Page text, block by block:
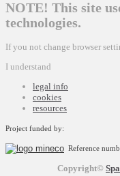
NOTE! This site
technologies.
If you not change browser
I understand
legal info
cookies
resources
Project funded by:
Reference
Copyright©